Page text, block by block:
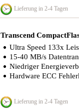
Lieferung in 2-4 Tagen
Transcend
Ultra Speed 133x
15-40 MB/s
Niedriger
Hardware ECC
Lieferung in 2-4 Tagen